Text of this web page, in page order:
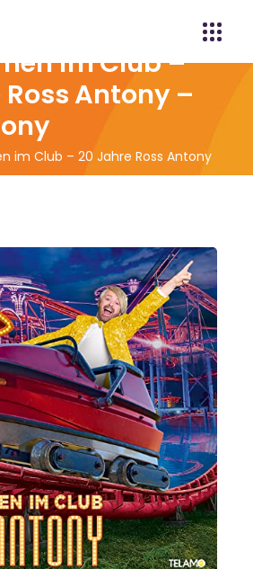
im Club –
Antony –
im Club – 20 Jahre Ross Antony